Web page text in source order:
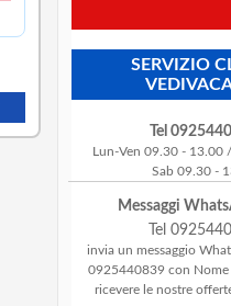
SERVIZIO
Tel
Lun-Ven 09.30 - 13.00
Sab 09.30 -
Messaggi
Tel
invia un messaggio
0925440839 con Nome
ricevere le nostre